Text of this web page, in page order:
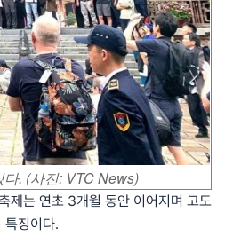
. (사진: VTC News)
제는 연초 3개월 동안 이어지며 고도
특징이다.